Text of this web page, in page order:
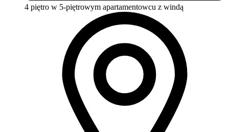
4 piętro w 5-piętrowym apartamentowcu z windą